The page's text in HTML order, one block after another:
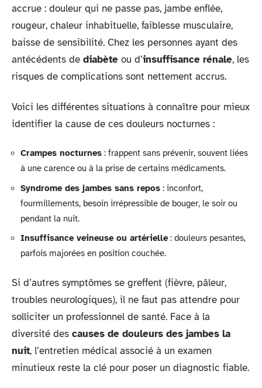
accrue : douleur qui ne passe pas, jambe enflée,
rougeur, chaleur inhabituelle, faiblesse musculaire,
baisse de sensibilité. Chez les personnes ayant des
antécédents de diabète ou d’insuffisance rénale, les
risques de complications sont nettement accrus.
Voici les différentes situations à connaître pour mieux
identifier la cause de ces douleurs nocturnes :
Crampes nocturnes : frappent sans prévenir, souvent liées
à une carence ou à la prise de certains médicaments.
Syndrome des jambes sans repos : inconfort,
fourmillements, besoin irrépressible de bouger, le soir ou
pendant la nuit.
Insuffisance veineuse ou artérielle: douleurs pesantes,
parfois majorées en position couchée.
Si d’autres symptômes se greffent (fièvre, pâleur,
troubles neurologiques), il ne faut pas attendre pour
solliciter un professionnel de santé. Face à la
diversité des causes de douleurs des jambes la
nuit, l’entretien médical associé à un examen
minutieux reste la clé pour poser un diagnostic fiable.